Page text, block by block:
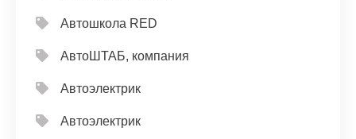
Автошкола RED
АвтоШТАБ, компания
Автоэлектрик
Автоэлектрик